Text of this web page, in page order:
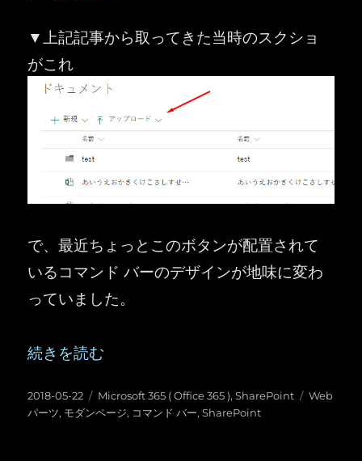
▼上記記事から取ってきた当時のスクショ
がこれ
で、最近ちょっとこのボタンが配置されて
いるコマンド バーのデザインが地味に変わ
っていました。
“SharePoint ：モダンページのリスト・ライブ
続きを読む
投
稿
2018-05-22
カ
テ
Microsoft 365 ( Office 365 ),SharePoint
タ
Web
パーツ, モダンページ, コマンド バー,SharePoint